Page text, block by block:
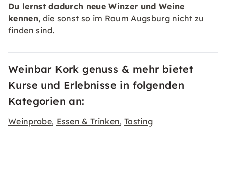
Du lernst dadurch neue Winzer und Weine
kennen, die sonst so im Raum Augsburg nicht zu
finden sind.
Weinbar Kork genuss & mehr bietet
Kurse und Erlebnisse in folgenden
Kategorien an:
Weinprobe, Essen & Trinken, Tasting